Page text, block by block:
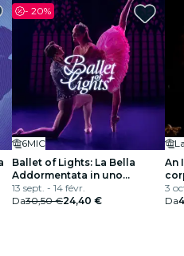
- 20%
6MIC
Ballet of Lights: La Bella
Addormentata in uno
spettacolo scintillante
13 sept. - 14 févr.
Da30,50 €24,40 €
An
3
Da